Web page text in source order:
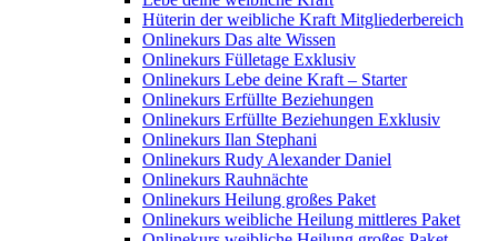
Hüterin der weibliche Kraft Mitgliederbereich
Onlinekurs Das alte Wissen
Onlinekurs Fülletage Exklusiv
Onlinekurs Lebe deine Kraft – Starter
Onlinekurs Erfüllte Beziehungen
Onlinekurs Erfüllte Beziehungen Exklusiv
Onlinekurs Ilan Stephani
Onlinekurs Rudy Alexander Daniel
Onlinekurs Rauhnächte
Onlinekurs Heilung großes Paket
Onlinekurs weibliche Heilung mittleres Paket